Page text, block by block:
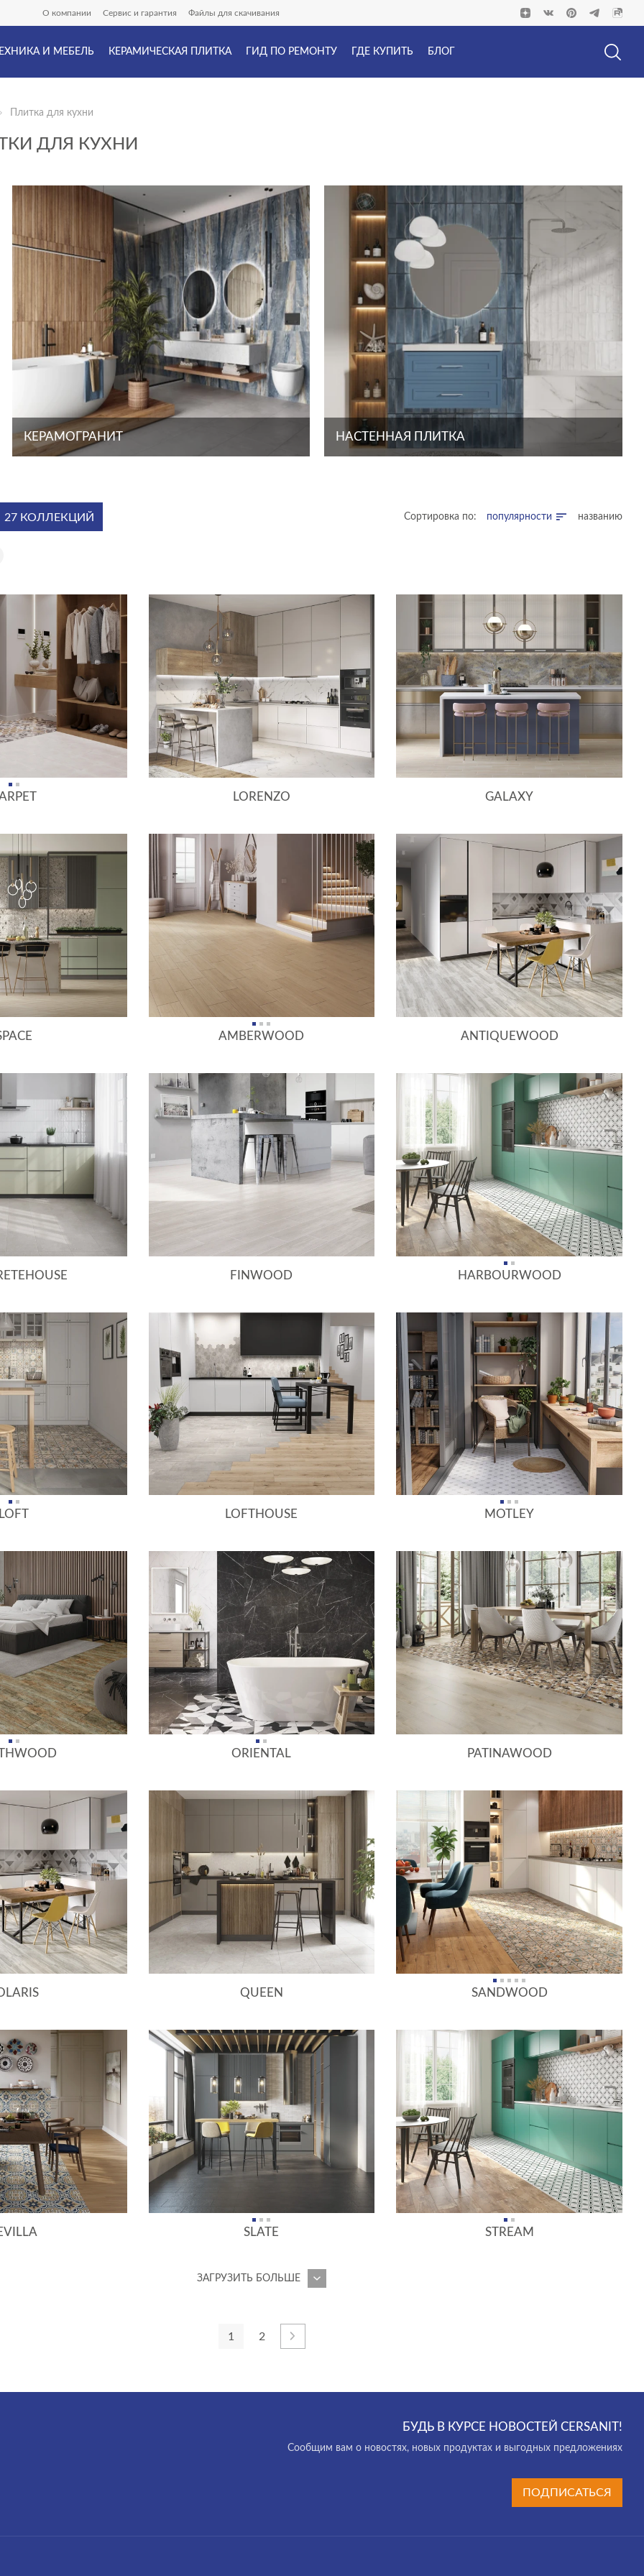
О компании Сервис и гарантия Файлы для скачивания
И МЕБЕЛЬ КЕРАМИЧЕСКАЯ ПЛИТКА ГИД ПО РЕМОНТУ ГДЕ КУПИТЬ БЛОГ
Плитка для кухни
ДЛЯ КУХНИ
КЕРАМОГРАНИТ НАСТЕННАЯ ПЛИТКА
27 КОЛЛЕКЦИЙ Сортировка по: популярности названию
LORENZO GALAXY
AMBERWOOD ANTIQUEWOOD
FINWOOD HARBOURWOOD
LOFTHOUSE MOTLEY
ORIENTAL PATINAWOOD
QUEEN SANDWOOD
SLATE STREAM
ЗАГРУЗИТЬ БОЛЬШЕ
1 2
БУДЬ В КУРСЕ НОВОСТЕЙ CERSANIT!
Cообщим вам о новостях, новых продуктах и выгодных предложениях
ПОДПИСАТЬСЯ